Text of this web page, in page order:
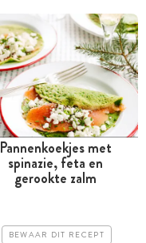
Minder dan 30 minuten
Erg makkelijk
Pannenkoekjes met
spinazie, feta en
gerookte zalm
BEWAAR DIT RECEPT